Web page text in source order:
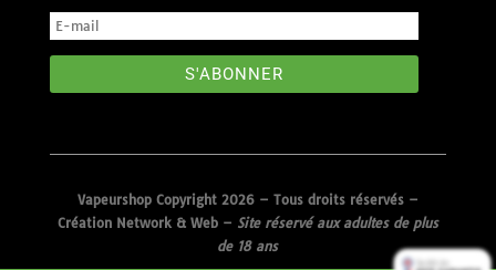
S'ABONNER
Vapeurshop Copyright 2026 – Tous droits réservés –
Création Network & Web– Site réservé aux adultes de plus
de 18 ans